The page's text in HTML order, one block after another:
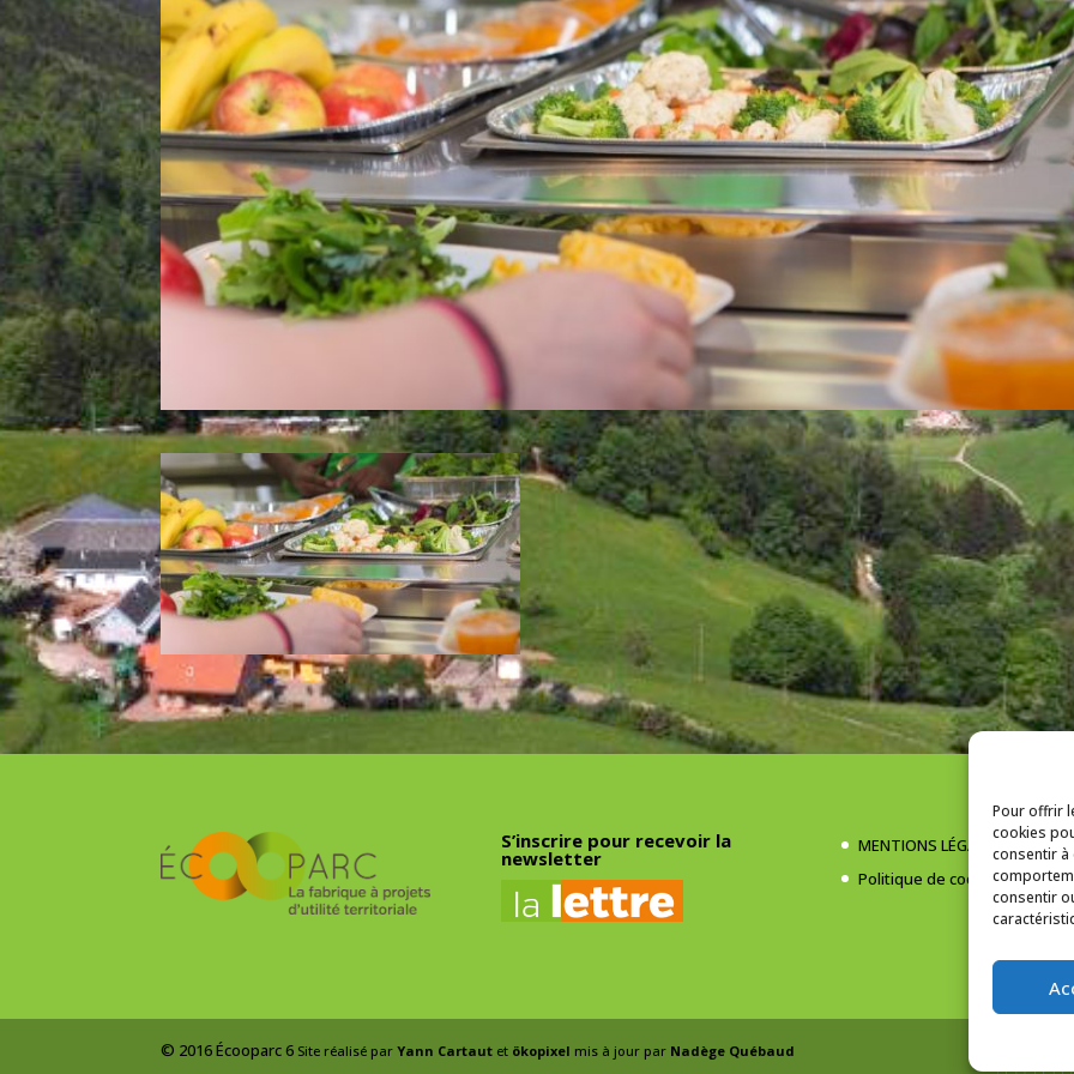
Pour offrir
cookies
consentir
consentir
S’inscrire pour recevoir la
newsletter
MENTIONS LÉGALES
Politique de cookies (UE)
© 2016 Écooparc 6 Site réalisé parYann Cartaut et ökopixel mis à jour par Nadège Québaud